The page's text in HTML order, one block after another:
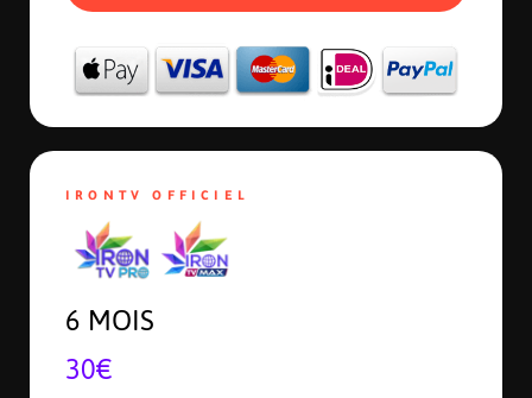
IRONTV OFFICIEL
6 MOIS
30€